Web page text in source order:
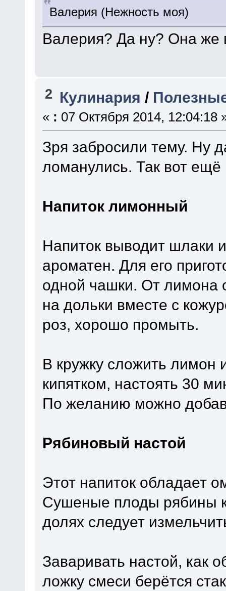
Валерия (Нежность моя)
Валерия? Да ну? Она же
2 Кулинария /
« : 07 Октября 2014, 12:04:18
Зря забросили тему. Ну
ломанулись. Так вот ещё
Напиток лимонный
Напиток выводит шлаки
ароматен. Для его
одной чашки. От лимона
на дольки вместе с
роз, хорошо промыть.
В кружку сложить лимон
кипятком, настоять 30
По желанию можно
Рябиновый настой
Этот напиток обладает
Сушеные плоды рябины
долях следует
Заваривать настой, как
ложку смеси берётся